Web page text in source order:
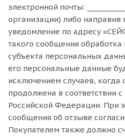
электронной почты:
организации) либо направив
уведомление по адресу
такого сообщения
субъекта персональных
его персональные данные
исключением случаев, когда
продолжена в соответствии
Российской Федерации. При
сообщения об отзыве
Покупателем также должно